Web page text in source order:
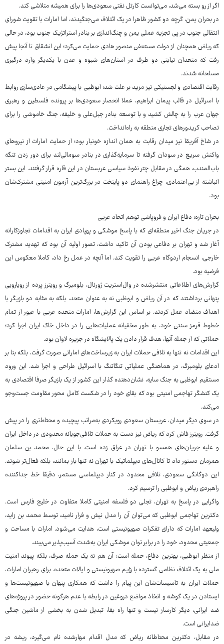
اگر از رو بسته می‌شد، می‌توانست کارتل نفتی سعودی‌ها را برای همیشه متلاشی کند.
در بحران یمن، گرچه دو کشور ظاهرا در یک ائتلاف می‌جنگیدند، اما امارات با تقویت شورای
انتقالی جنوب در پی تجزیه عملی یمن و چنگ‌اندازی بر بنادر استراتژیک جنوب بود، در حالی
که ریاض همچنان از دولت مستعفی منصور هادی حمایت می‌کرد؛ این انشقاق تا آنجا پیش
رفت که متحدان نیابتی دو طرف در استان‌های شبوه و عدن با یکدیگر وارد درگیری
مسلحانه شدند.
رقابت اقتصادی و لجستیکی نیز مزید بر علت شد؛ ابوظبی با پیشگامی در عادی‌سازی روابط
با اسرائیل در قالب پیمان ابراهیم، عملا انحصار سعودی‌ها بر پرونده فلسطین و رهبری
جهان عرب را به چالش کشید و با توسعه بنادر جبل‌علی و خلیفه، جنگ خاموشی را برای
تصاحب کریدورهای تجاری منطقه به راه‌انداخت.
در شاخ آفریقا نیز میدان رقابت به همان اندازه خونبار بود؛ از حمایت امارات از نیروهای
واکنش سریع در سودان گرفته تا سرمایه‌گذاری در بنادر سومالی‌لند برای دور زدن تنگه
باب‌المندب، همگی در مقابل چتر نفوذ سیاسی عربستان در این قاره قرار گرفتند. این بستر
انباشته از بی‌اعتمادی، چراغ راهنمای دو پایتخت در بزرگ‌ترین آزمون امنیتی مشترک‌شان
بود.
بحران تازه؛ دفاع ایران و فروپاشی توهم اتحاد عربی
در جریان جنگ اخیر منطقه‌ای که با پاسخ موشکی و پهپادی ایران به اقدامات تجاوزکارانه
آغاز شد و تهران بر دفاعی بودن آن تاکید داشت، تصور اولیه آن بود که تهدید مشترک
خارجی، انسجام اردوگاه عربی را تقویت کند. اما آنچه در عمل رخ داد، کاملا معکوس این
فرضیه بود.
گزارش‌های اطلاعاتی منتشرشده در وال‌استریت ژورنال، بلومبرگ و رویترز پرده از رویارویی
پنهانی برداشتند که در آن ریاض و ابوظبی نه به عنوان متحد، بلکه به مثابه دو بازیگر با
اهداف متضاد عمل کردند. بر اساس این گزارش‌ها، امارات متحده عربی با عبور از تمام
خطوط قرمز سنتی خود، به طور مخفیانه عملیات‌هایی را در داخل خاک ایران اجرا کرد؛
حملاتی که از جمله آنها، هدف قرار دادن یک پالایشگاه در جزیره لاوان بود.
این اقدامات نه تنها به تلافی حملات ایران به زیرساخت‌های اماراتی صورت گرفت، بلکه بنا بر
ادعای بلومبرگ، در هماهنگی عملیاتی تنگاتنگ با اسرائیل طراحی و اجرا شد. این ورود
مستقیم ابوظبی به جنگ سایه، نشان‌دهنده گذار این کشور از یک بازیگر صرفا اقتصادی به
یک کنشگر تهاجمی امنیتی بود که بقای خود را در شکست کامل محور مقاومت جست‌وجو
می‌کند.
در سوی دیگر میدان، عربستان سعودی رویکردی به‌مراتب پیچیده‌ و محتاط‌تری را در پیش
گرفت. رویترز فاش کرد که ریاض نیز دست به حملات تلافی‌جویانه محدودی در داخل ایران
و علیه جریان‌های همسو با تهران در عراق زده است. با این حال، محمد بن سلمان
همزمان دستور داد تا کانال‌های دیپلماتیک با تهران نه تنها باز بمانند، بلکه فعال‌تر شوند.
این دوگانگی سعودی، تلافی محدود در کنار دیپلماسی مستمر، دقیقا خط جداکننده
راهبردی ریاض و ابوظبی را ترسیم کرد.
واگرایی در پاسخ به تهران، تجلی دو فلسفه امنیتی کاملا متفاوت در خلیج فارس است.
دکترین تهاجمی ابوظبی که می‌توان آن را مدل نیش و فرار نامید، توسط محمد بن زاید،
ولیعهد امارات که دارای تفکرات صهیونیستی است، هدایت می‌شود. امارات با مساحت و
جمعیتی محدود، خود را در برابر توان موشکی ایران به‌شدت آسیب‌پذیر می‌بیند.
از منظر ابوظبی، بهترین دفاع، حمله است؛ آن هم نه یک حمله صرف، بلکه پیوند امنیت
ملی به یک ائتلاف نظامی گسترده با رژیم صهیونیستی و ایالات متحده. برای رهبران امارات،
حملات ایران به تاسیسات‌شان این پیام را داشت که همکاری پنهان با صهیونیست‌ها و
ایستادن در یک گوشه و اتخاذ مواضع دروغین در رابطه با عدم هرگونه حضور در پروژه‌های
ضد ایرانی، دیگر کارساز نیست و تنها راه بقا، تبدیل شدن به بخشی از ماشین جنگی
ضدایرانی است.
در مقابل، دکترین محتاطانه ریاض که مدل اقدام مهارشده نام می‌گیرد، ریشه در